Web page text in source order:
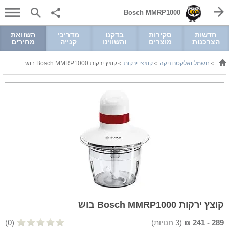
Bosch MMRP1000
חדשות
הצרכנות
סקירות
מוצרים
בדקנו
והשווינו
מדריכי
קנייה
השוואת
מחירים
> חשמל ואלקטרוניקה >קוצצי ירקות >קוצץ ירקות Bosch MMRP1000 בוש
קוצץ ירקות Bosch MMRP1000 בוש
289
-
241
₪
(
3 חנויות) (0)